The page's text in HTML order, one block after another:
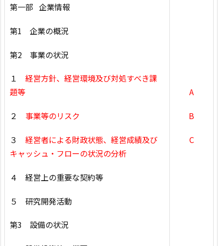
第一部 企業情報
第1 企業の概況
第2 事業の状況
１ 経営方針、経営環境及び対処すべき課
題等
２ 事業等のリスク
３ 経営者による財政状態、経営成績及び
キャッシュ・フローの状況の分析
４ 経営上の重要な契約等
５ 研究開発活動
第3 設備の状況
A
B
C